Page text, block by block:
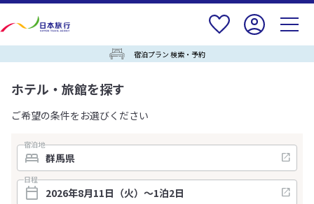
宿泊プラン 検索・予約
ホテル・旅館を探す
ご希望の条件をお選びください
宿泊地
日程